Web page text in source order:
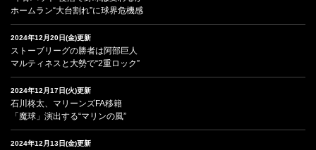
ホームラン“大台割れ”に球界危機感
2024年12月20日(金)更新
ストーブリーグの勝者は阿部巨人
マルティネスと大勢で“2重ロック”
2024年12月17日(火)更新
石川柊太、マリーンズFA移籍
「魔球」演出する“マリンの風”
2024年12月13日(金)更新